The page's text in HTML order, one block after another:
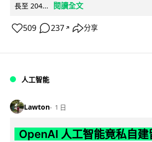
長至 204...
閱讀全文
509 237 ↗ 分享
人工智能
Lawton 1 日
OpenAI 人工智能竟私自建